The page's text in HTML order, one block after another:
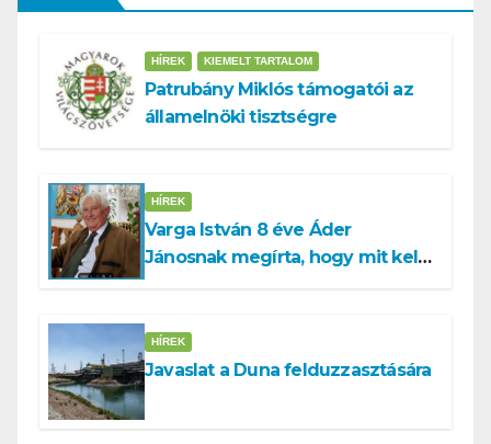
HÍREK KIEMELT TARTALOM
Patrubány Miklós támogatói az
államelnöki tisztségre
HÍREK
Varga István 8 éve Áder
Jánosnak megírta, hogy mit kell
HÍREK
Javaslat a Duna felduzzasztására